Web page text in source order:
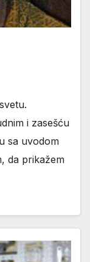
i zasešću
sa uvodom
da prikažem